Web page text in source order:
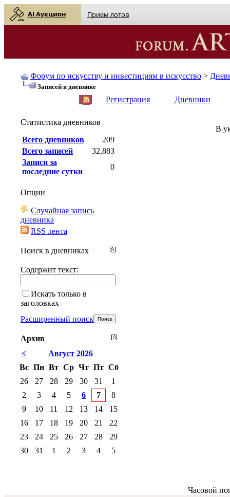
AI Аукцион Прием лотов
Форум по искусству и инвестициям в искусство >
Записей в дневнике
Регистрация Дневники
В
Статистика дневников
Всего дневников
209
Всего записей
32,883
Записи за
последние сутки
0
Опции
Случайная запись
дневника
RSS лента
Поиск в дневниках
Содержит текст:
Искать только в
заголовках
Расширенный поиск
Архив
<
Август 2026
Вс Пн Вт Ср Чт Пт Сб
26
27 28 29 30 31
1
2
3 4 5 6 7
8
9
10 11 12 13 14
15
16
17 18 19 20 21
22
23
24 25 26 27 28
29
30
31 1 2 3 4 5
Часовой